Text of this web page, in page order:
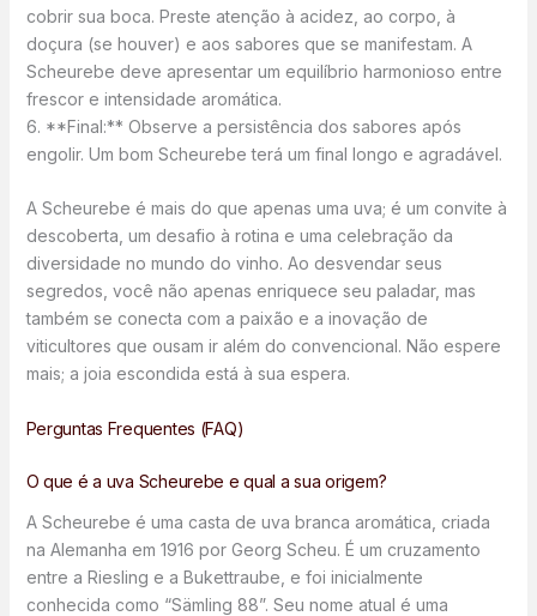
cobrir sua boca. Preste atenção à acidez, ao corpo, à
doçura (se houver) e aos sabores que se manifestam. A
Scheurebe deve apresentar um equilíbrio harmonioso entre
frescor e intensidade aromática.
6. **Final:** Observe a persistência dos sabores após
engolir. Um bom Scheurebe terá um final longo e agradável.
A Scheurebe é mais do que apenas uma uva; é um convite à
descoberta, um desafio à rotina e uma celebração da
diversidade no mundo do vinho. Ao desvendar seus
segredos, você não apenas enriquece seu paladar, mas
também se conecta com a paixão e a inovação de
viticultores que ousam ir além do convencional. Não espere
mais; a joia escondida está à sua espera.
Perguntas Frequentes (FAQ)
O que é a uva Scheurebe e qual a sua origem?
A Scheurebe é uma casta de uva branca aromática, criada
na Alemanha em 1916 por Georg Scheu. É um cruzamento
entre a Riesling e a Bukettraube, e foi inicialmente
conhecida como “Sämling 88”. Seu nome atual é uma